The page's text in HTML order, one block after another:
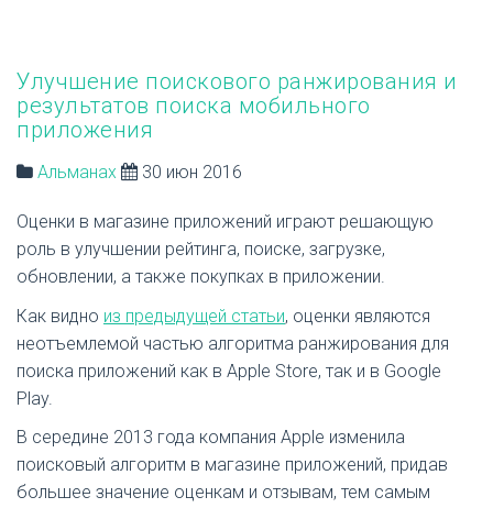
Улучшение поискового ранжирования и
результатов поиска мобильного
приложения
Альманах 30 июн 2016
Оценки в магазине приложений играют решающую
роль в улучшении рейтинга, поиске, загрузке,
обновлении, а также покупках в приложении.
Как видно из предыдущей статьи, оценки являются
неотъемлемой частью алгоритма ранжирования для
поиска приложений как в Apple Store, так и в Google
Play.
В середине 2013 года компания Apple изменила
поисковый алгоритм в магазине приложений, придав
большее значение оценкам и отзывам, тем самым